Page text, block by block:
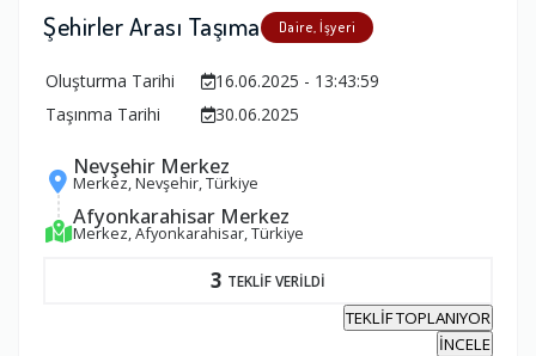
Şehirler Arası Taşıma Daire, İşyeri
Oluşturma Tarihi
16.06.2025 - 13:43:59
Taşınma Tarihi
30.06.2025
Nevşehir Merkez
Merkez, Nevşehir, Türkiye
Afyonkarahisar Merkez
Merkez, Afyonkarahisar, Türkiye
3 TEKLİF VERİLDİ
TEKLİF TOPLANIYOR
İNCELE